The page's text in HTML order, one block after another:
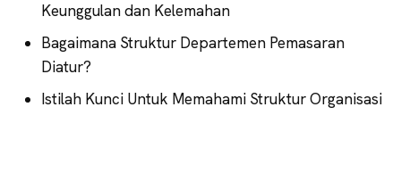
Keunggulan dan Kelemahan
Bagaimana Struktur Departemen Pemasaran
Diatur?
Istilah Kunci Untuk Memahami Struktur Organisasi